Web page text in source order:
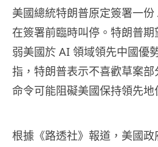
美國總統特朗普原定簽署一
在簽署前臨時叫停。特朗普
弱美國於 AI 領域領先中國優
指，特朗普表示不喜歡草案
命令可能阻礙美國保持領先地
根據《路透社》報道，美國